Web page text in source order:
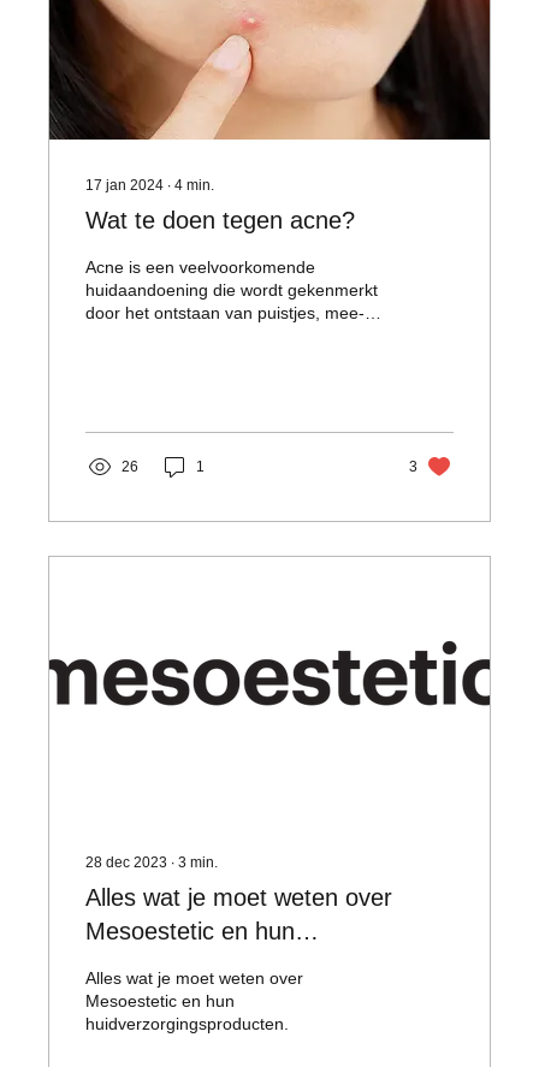
17 jan 2024 ∙ 4 min.
Wat te doen tegen acne?
Acne is een veelvoorkomende
huidaandoening die wordt gekenmerkt
door het ontstaan van puistjes, mee-
26 1 3
28 dec 2023 ∙ 3 min.
Alles wat je moet weten over
Mesoestetic en hun
Alles wat je moet weten over
Mesoestetic en hun
huidverzorgingsproducten.